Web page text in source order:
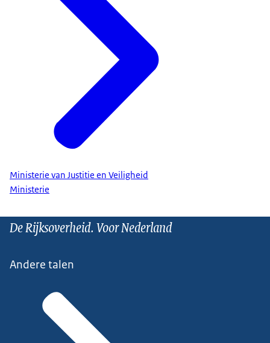
Ministerie van Justitie en Veiligheid
Ministerie
De Rijksoverheid. Voor Nederland
Andere talen